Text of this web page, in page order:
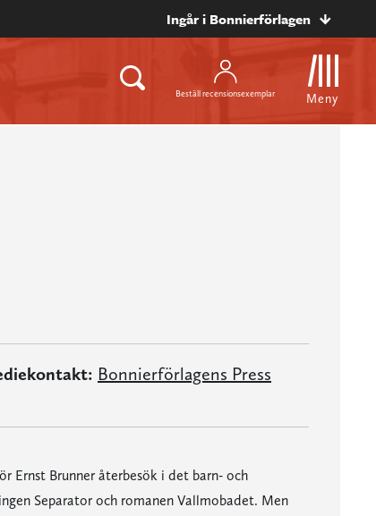
Ingår i Bonnierförlagen
Beställ recensionsexemplar Meny
Bonnierförlagens Press
Ernst Brunner återbesök i det barn- och
Separator och romanen Vallmobadet. Men